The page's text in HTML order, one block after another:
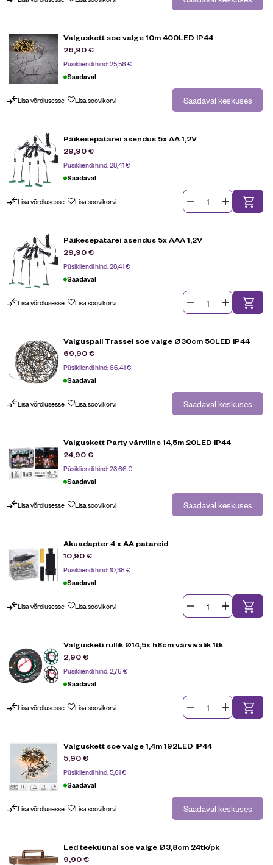
Valguskett soe valge 10m 400LED IP44
26,90€
Püsikliendi hind:25,56€
Saadaval
Lisa võrdlusesse Lisa soovikorvi Saadaval keskuses
Päikesepatarei asendus 5x AA 1,2V
29,90€
Püsikliendi hind:28,41€
Saadaval
Lisa võrdlusesse Lisa soovikorvi
Päikesepatarei asendus 5x AAA 1,2V
29,90€
Püsikliendi hind:28,41€
Saadaval
Lisa võrdlusesse Lisa soovikorvi
Valguspall Trassel soe valge Ø30cm 50LED IP44
69,90€
Püsikliendi hind:66,41€
Saadaval
Lisa võrdlusesse Lisa soovikorvi Saadaval keskuses
Valguskett Party värviline 14,5m 20LED IP44
24,90€
Püsikliendi hind:23,66€
Saadaval
Lisa võrdlusesse Lisa soovikorvi Saadaval keskuses
Akuadapter 4 x AA patareid
10,90€
Püsikliendi hind:10,36€
Saadaval
Lisa võrdlusesse Lisa soovikorvi
Valgusketi rullik Ø14,5x h8cm värvivalik 1tk
2,90€
Püsikliendi hind:2,76€
Saadaval
Lisa võrdlusesse Lisa soovikorvi
Valguskett soe valge 1,4m 192LED IP44
5,90€
Püsikliendi hind:5,61€
Saadaval
Lisa võrdlusesse Lisa soovikorvi Saadaval keskuses
Led teeküünal soe valge Ø3,8cm 24tk/pk
9,90€